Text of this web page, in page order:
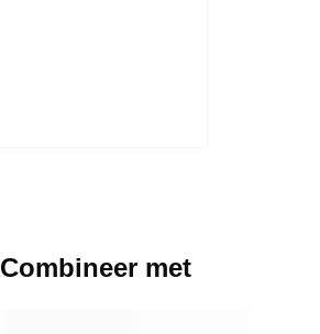
Combineer met